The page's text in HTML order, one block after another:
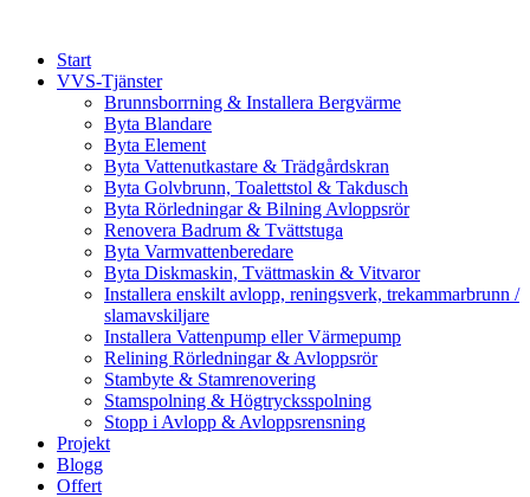
contentStart
VVS-Tjänster
Brunnsborrning & Installera Bergvärme
Byta Blandare
Byta Element
Byta Vattenutkastare & Trädgårdskran
Byta Golvbrunn, Toalettstol & Takdusch
Byta Rörledningar & Bilning Avloppsrör
Renovera Badrum & Tvättstuga
Byta Varmvattenberedare
Byta Diskmaskin, Tvättmaskin & Vitvaror
Installera enskilt avlopp, reningsverk, trekammarbrunn /
slamavskiljare
Installera Vattenpump eller Värmepump
Relining Rörledningar & Avloppsrör
Stambyte & Stamrenovering
Stamspolning & Högtrycksspolning
Stopp i Avlopp & Avloppsrensning
Projekt
Blogg
Offert